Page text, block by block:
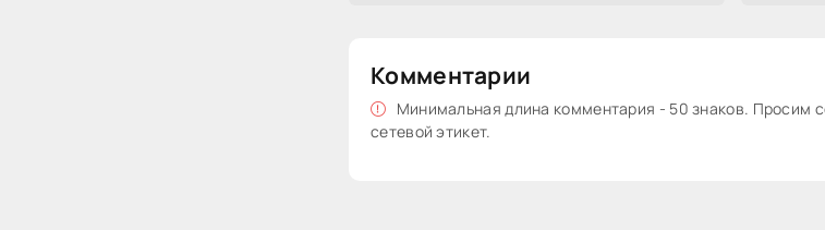
Комментарии
Минимальная длина комментария - 50 знаков. Просим
сетевой этикет.